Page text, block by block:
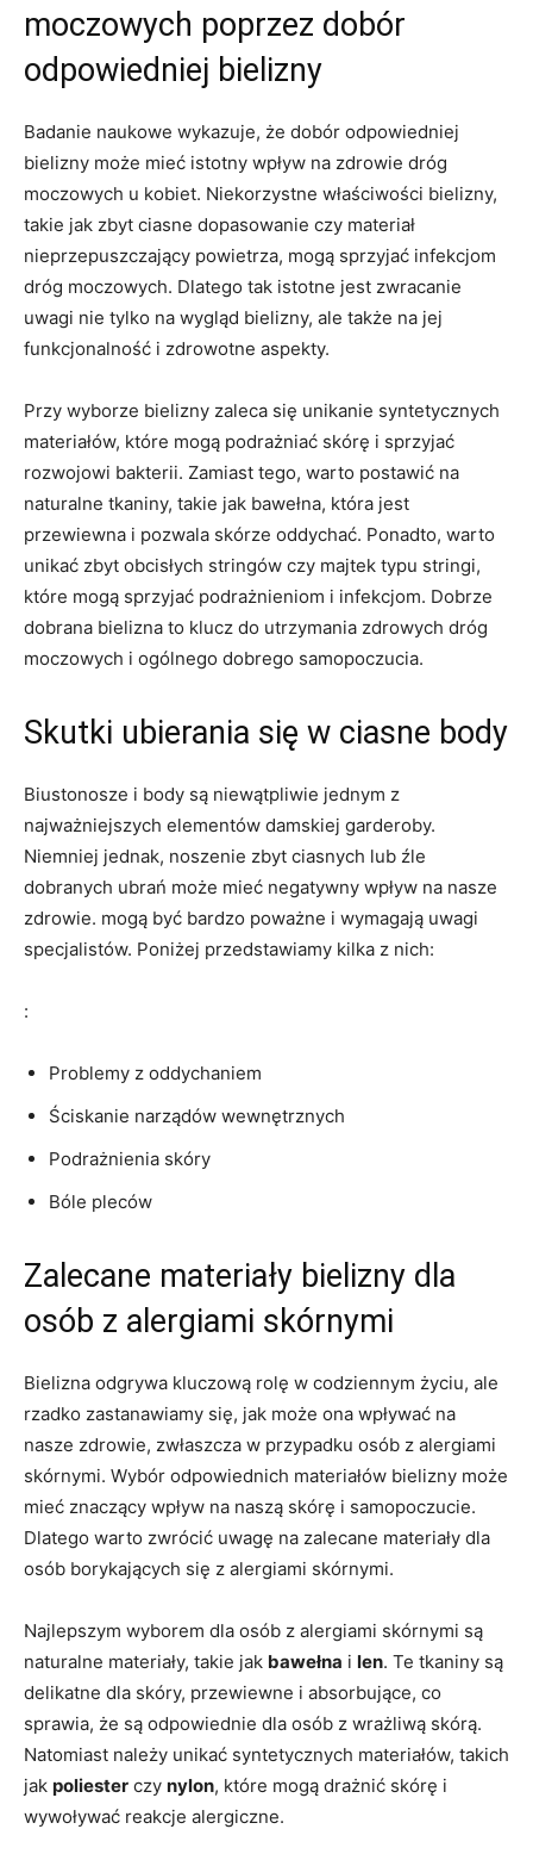
moczowych poprzez ⁣dobór
odpowiedniej bielizny
Badanie naukowe wykazuje, że dobór odpowiedniej
bielizny ‌może ⁤mieć⁤ istotny wpływ na zdrowie dróg
moczowych u kobiet. Niekorzystne‍ właściwości‍ bielizny,
takie ⁢jak zbyt ciasne dopasowanie czy materiał
nieprzepuszczający powietrza, mogą sprzyjać infekcjom
dróg moczowych. Dlatego tak istotne jest‍ zwracanie
uwagi nie tylko na ‌wygląd bielizny,⁤ ale także na ‌jej
funkcjonalność ⁢i⁣ zdrowotne aspekty.
Przy‍ wyborze bielizny zaleca się unikanie⁤ syntetycznych
materiałów, które ⁢mogą podrażniać‍ skórę i sprzyjać
⁢rozwojowi bakterii. ⁢Zamiast tego, warto postawić na
naturalne tkaniny, takie jak bawełna,⁢ która jest
przewiewna i pozwala skórze ⁤oddychać. Ponadto,​ warto
‍unikać zbyt obcisłych stringów czy majtek typu stringi,
które mogą sprzyjać podrażnieniom i infekcjom. Dobrze
dobrana bielizna‌ to ⁤klucz do⁤ utrzymania zdrowych dróg⁢
moczowych i ‍ogólnego dobrego samopoczucia.
Skutki ⁣ubierania się w ⁣ciasne body
Biustonosze i ⁣body są ‌niewątpliwie jednym⁤ z
‍najważniejszych elementów damskiej​ garderoby.‌
Niemniej jednak, noszenie zbyt ciasnych lub źle
dobranych ubrań może⁣ mieć negatywny⁤ wpływ na nasze
⁣zdrowie. mogą⁣ być bardzo poważne i ‌wymagają uwagi
specjalistów. Poniżej przedstawiamy kilka z ‌nich:
:
Problemy z oddychaniem
Ściskanie narządów wewnętrznych
Podrażnienia skóry
Bóle pleców
Zalecane materiały bielizny dla
osób ⁣z alergiami skórnymi
Bielizna‍ odgrywa kluczową ​rolę ⁤w‌ codziennym​ życiu, ale​
rzadko ⁣zastanawiamy się, ⁣jak może ona wpływać na
nasze zdrowie, zwłaszcza ⁢w ⁣przypadku osób‌ z alergiami
skórnymi. Wybór odpowiednich ⁣materiałów bielizny‌ może
mieć znaczący wpływ na naszą skórę⁢ i samopoczucie.
Dlatego warto zwrócić uwagę na‌ zalecane materiały dla⁣
osób borykających się z alergiami skórnymi.
Najlepszym wyborem ‍dla osób z⁤ alergiami skórnymi są
naturalne materiały, takie‍ jak bawełna i len. ⁣Te ⁤tkaniny są
delikatne dla skóry, przewiewne i absorbujące, co
sprawia, że‌ są​ odpowiednie ‌dla osób ‌z wrażliwą skórą.
Natomiast należy ‍unikać syntetycznych materiałów, takich
jak poliester ‍czy nylon, które mogą drażnić ⁢skórę i
wywoływać reakcje alergiczne.